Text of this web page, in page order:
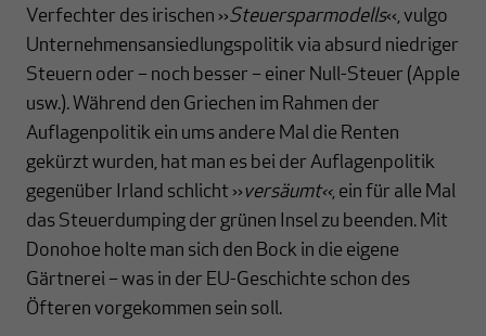
Verfechter des irischen ››Steuersparmodells‹‹, vulgo
Unternehmensansiedlungspolitik via absurd niedriger
Steuern oder – noch besser – einer Null-Steuer (Apple
usw.). Während den Griechen im Rahmen der
Auflagenpolitik ein ums andere Mal die Renten
gekürzt wurden, hat man es bei der Auflagenpolitik
gegenüber Irland schlicht ››versäumt‹‹, ein für alle Mal
das Steuerdumping der grünen Insel zu beenden. Mit
Donohoe holte man sich den Bock in die eigene
Gärtnerei – was in der EU-Geschichte schon des
Öfteren vorgekommen sein soll.